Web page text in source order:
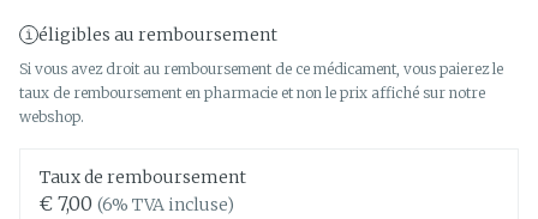
éligibles au remboursement
Si vous avez droit au remboursement de ce médicament, vous paierez le
taux de remboursement en pharmacie et non le prix affiché sur notre
webshop.
Taux de remboursement
€ 7,00 (6% TVA incluse)